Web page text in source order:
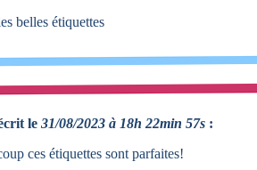
belles étiquettes
le 31/08/2023 à 18h 22min 57s :
ces étiquettes sont parfaites!